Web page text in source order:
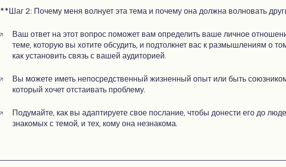
**Шаг 2: Почему меня волнует эта тема и почему она должна волновать
Ваш ответ на этот вопрос поможет вам определить ваше личное
теме, которую вы хотите обсудить, и подтолкнет вас к размышлениям о
как установить связь с вашей аудиторией.
Вы можете иметь непосредственный жизненный опыт или быть
который хочет отстаивать проблему.
Подумайте, как вы адаптируете свое послание, чтобы донести его до
знакомых с темой, и тех, кому она незнакома.